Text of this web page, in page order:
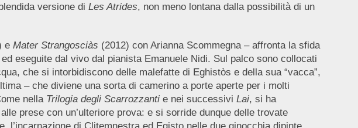
versione di Les Atrides, non meno lontana dalla possibilità di un
e Mater Strangosciàs (2012) con Arianna Scommegna – affronta la sfida
eseguite dal vivo dal pianista Emanuele Nidi. Sul palco sono collocati
che si intorbidiscono delle malefatte di Eghistòs e della sua “vacca”,
– che diviene una sorta di camerino a porte aperte per i molti
nella Trilogia degli Scarrozzantie nei successivi Lai, si ha
prese con un’ulteriore prova: e si sorride dunque delle trovate